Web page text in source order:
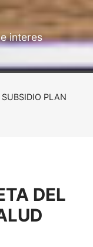
interes
PLAN
DEL